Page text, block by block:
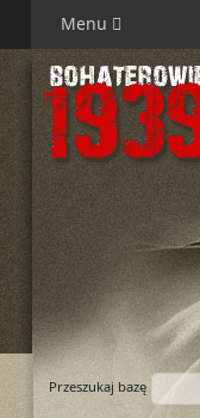
Menu
Przeszukaj bazę